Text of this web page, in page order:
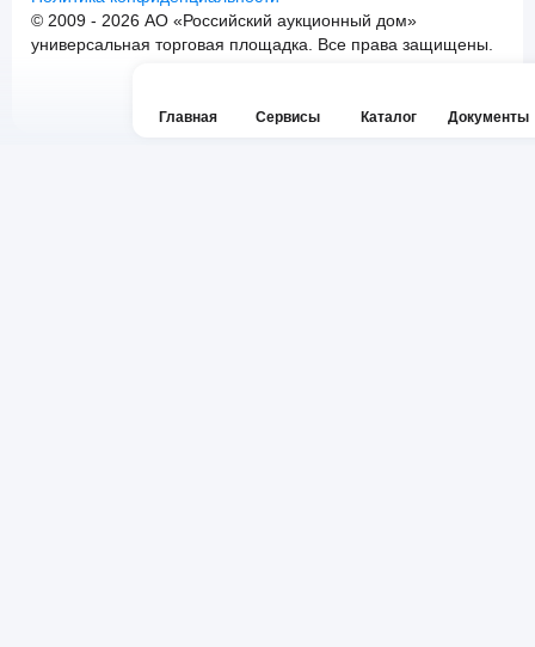
Главная Сервисы Каталог Документы
© 2009 - 2026 АО «Российский аукционный дом»
универсальная торговая площадка. Все права защищены.